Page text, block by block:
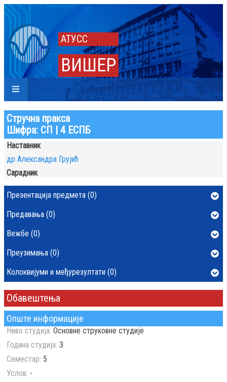
АТУСС
ВИШЕР
Стручна пракса
Шифра: СП | 4 ЕСПБ
Опште информације
Ниво студија: Основне струковне студије
Година студија: 3
Семестар: 5
Услов: -
Наставник
др Александра Грујић
Сарадник
Презентација предмета (0)
Предавања (0)
Вежбе (0)
Преузимања (0)
Колоквијуми и међурезултати (0)
Обавештења